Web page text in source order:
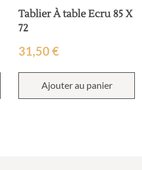
Tablier À table Ecru 85 X
72
31,50 €
Ajouter au panier